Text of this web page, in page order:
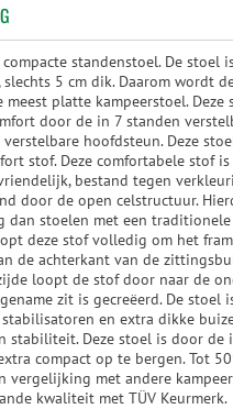
compacte standenstoel. De stoel
slechts 5 cm dik. Daarom wordt
meest platte kampeerstoel. Deze
door de in 7 standen
hoofdsteun. Deze
stof. Deze comfortabele stof is
bestand tegen
door de open celstructuur.
dan stoelen met een
deze stof volledig om het
de achterkant van de
loopt de stof door naar de
zit is gecreëerd. De stoel
stabilisatoren en extra dikke
stabiliteit. Deze stoel is door de
compact op te bergen. Tot
vergelijking met andere
kwaliteit met TÜV Keurmerk.